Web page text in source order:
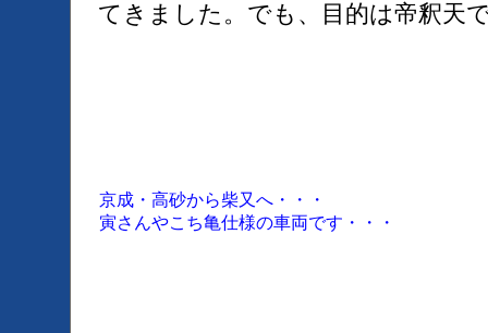
てきました。でも、目的は帝釈天
京成・高砂から柴又へ・・・
寅さんやこち亀仕様の車両です・・・